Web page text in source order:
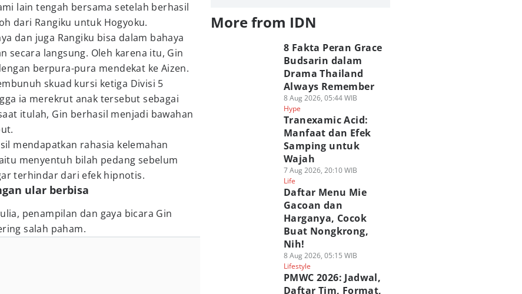
lain tengah bersama setelah berhasil
dari Rangiku untuk Hogyoku.
dan juga Rangiku bisa dalam bahaya
secara langsung. Oleh karena itu, Gin
berpura-pura mendekat ke Aizen.
skuad kursi ketiga Divisi 5
ia merekrut anak tersebut sebagai
itulah, Gin berhasil menjadi bawahan
mendapatkan rahasia kelemahan
menyentuh bilah pedang sebelum
terhindar dari efek hipnotis.
ular berbisa
penampilan dan gaya bicara Gin
salah paham.
More from IDN
8 Fakta Peran Grace
Budsarin dalam
Drama Thailand
Always Remember
8 Aug 2026, 05:44 WIB
Hype
Tranexamic Acid:
Manfaat dan Efek
Samping untuk
Wajah
7 Aug 2026, 20:10 WIB
Life
Daftar Menu Mie
Gacoan dan
Harganya, Cocok
Buat Nongkrong,
Nih!
8 Aug 2026, 05:15 WIB
Lifestyle
PMWC 2026: Jadwal,
Daftar Tim, Format,